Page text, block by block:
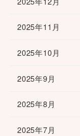
2025年11月
2025年10月
2025年9月
2025年8月
2025年7月